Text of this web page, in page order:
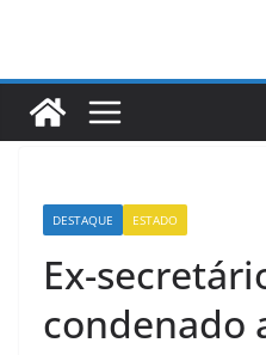
DESTAQUE ESTADO
Ex-
condenado